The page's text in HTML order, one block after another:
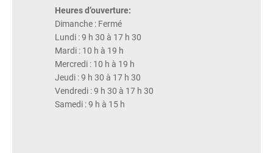
Heures d’ouverture:
Dimanche : Fermé
Lundi : 9 h 30 à 17 h 30
Mardi : 10 h à 19 h
Mercredi : 10 h à 19 h
Jeudi : 9 h 30 à 17 h 30
Vendredi : 9 h 30 à 17 h 30
Samedi : 9 h à 15 h